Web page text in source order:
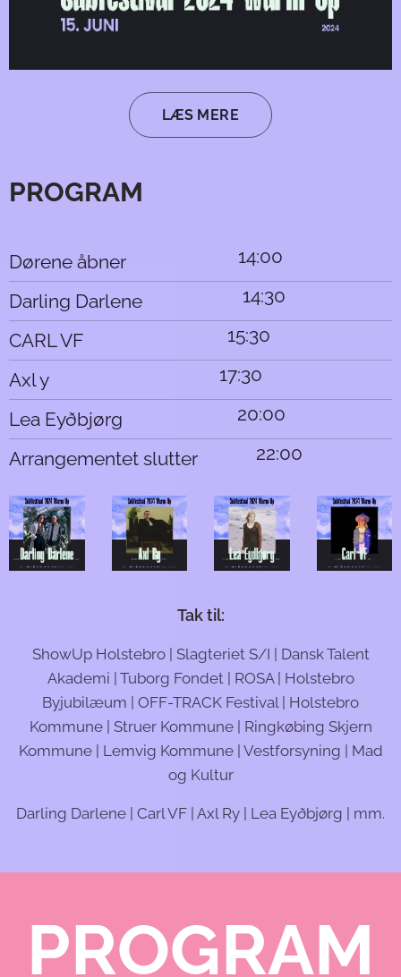
LÆS MERE
PROGRAM
Dørene åbner
14:00
Darling Darlene
14:30
CARL VF
15:30
Axl y
17:30
Lea Eyðbjørg
20:00
Arrangementet slutter
22:00
Tak til:
ShowUp Holstebro | Slagteriet S/I | Dansk Talent
Akademi | Tuborg Fondet | ROSA | Holstebro
Byjubilæum | OFF-TRACK Festival | Holstebro
Kommune | Struer Kommune | Ringkøbing Skjern
Kommune | Lemvig Kommune | Vestforsyning | Mad
og Kultur
Darling Darlene | Carl VF | Axl Ry | Lea Eyðbjørg | mm.
PROGRAM